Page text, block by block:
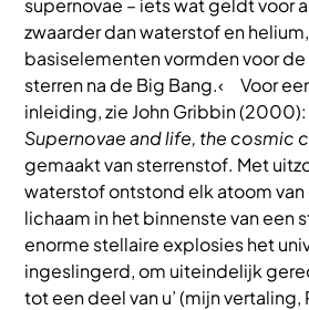
supernovae – iets wat geldt voor
zwaarder dan waterstof en
basiselementen vormden voor
sterren na de Big Bang.‹ Voor
inleiding, zie John Gribbin (2000):
Supernovae and life, the cosmic
gemaakt van sterrenstof. Met
waterstof ontstond elk atoom
lichaam in het binnenste van een
enorme stellaire explosies het
ingeslingerd, om uiteindelijk
tot een deel van u’ (mijn vertaling,